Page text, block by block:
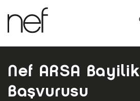
Nef ARSA Bayilik
Başvurusu